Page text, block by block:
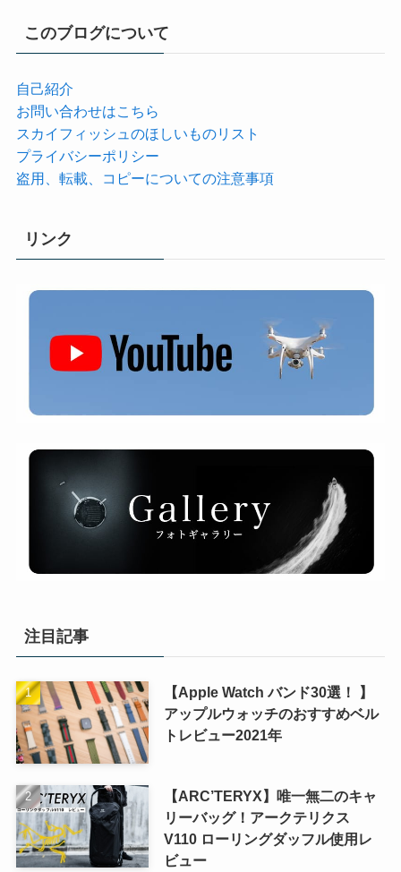
このブログについて
自己紹介
お問い合わせはこちら
スカイフィッシュのほしいものリスト
プライバシーポリシー
盗用、転載、コピーについての注意事項
リンク
注目記事
【Apple Watch バンド30選！ 】
アップルウォッチのおすすめベル
トレビュー2021年
【ARC’TERYX】唯一無二のキャ
リーバッグ！アークテリクス
V110 ローリングダッフル使用レ
ビュー